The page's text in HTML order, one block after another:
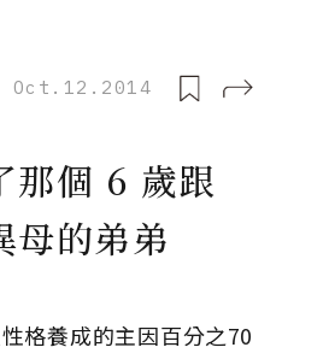
Oct.12.2014
那個 6 歲跟
母的弟弟
格養成的主因百分之70